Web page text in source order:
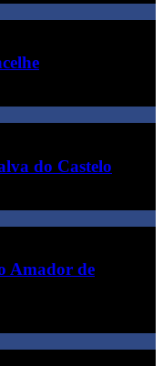
do Castelo
Amador de